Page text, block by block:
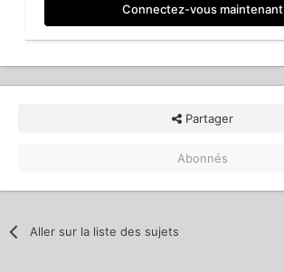
Connectez-vous maintenant
Partager
Abonnés
Aller sur la liste des sujets